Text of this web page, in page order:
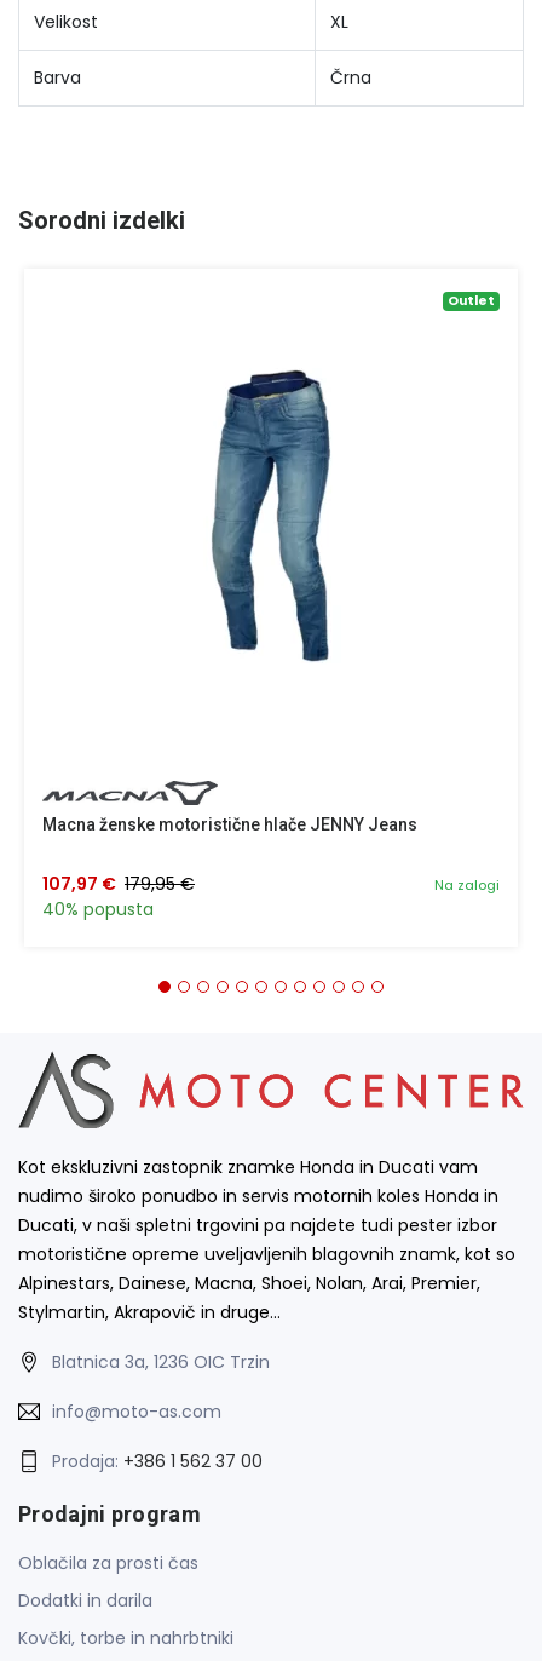
Velikost XL
Barva Črna
Sorodni izdelki
Outlet
Macna ženske motoristične hlače JENNY Jeans
Na zalogi
107,97 € 179,95 €
40% popusta
Kot ekskluzivni zastopnik znamke Honda in Ducati vam
nudimo široko ponudbo in servis motornih koles Honda in
Ducati, v naši spletni trgovini pa najdete tudi pester izbor
motoristične opreme uveljavljenih blagovnih znamk, kot so
Alpinestars, Dainese, Macna, Shoei, Nolan, Arai, Premier,
Stylmartin, Akrapovič in druge…
Blatnica 3a, 1236 OIC Trzin
info@moto-as.com
Prodaja: +386 1 562 37 00
Prodajni program
Oblačila za prosti čas
Dodatki in darila
Kovčki, torbe in nahrbtniki